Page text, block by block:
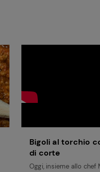
Bigoli al torchio
di corte
Oggi, insieme allo chef